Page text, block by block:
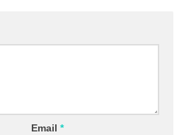
Email *